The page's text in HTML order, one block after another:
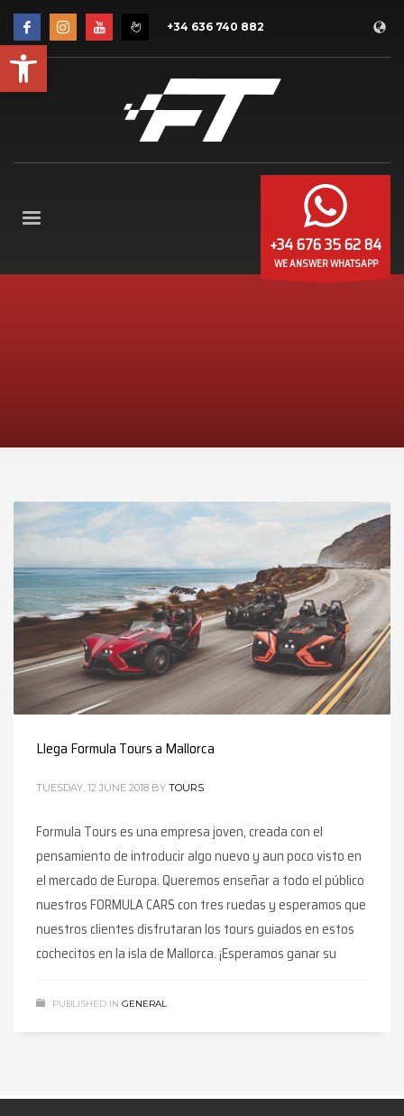
Open toolbar
+34 636 740 882
+34 676 35 62 84
WE ANSWER WHATSAPP
Llega Formula Tours a Mallorca
TUESDAY, 12 JUNE 2018 BY TOURS
Formula Tours es una empresa joven, creada con el
pensamiento de introducir algo nuevo y aun poco visto en
el mercado de Europa. Queremos enseñar a todo el público
nuestros FORMULA CARS con tres ruedas y esperamos que
nuestros clientes disfrutaran los tours guiados en estos
cochecitos en la isla de Mallorca. ¡Esperamos ganar su
PUBLISHED IN GENERAL